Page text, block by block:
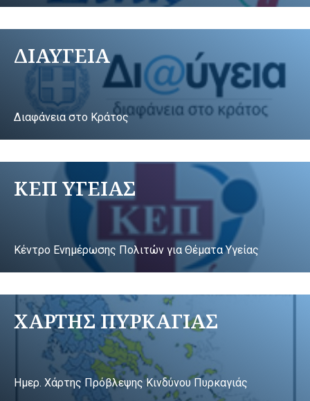
ΔΙΑΥΓΕΙΑ
Διαφάνεια στο Κράτος
ΚΕΠ ΥΓΕΙΑΣ
Κέντρο Ενημέρωσης Πολιτών για Θέματα Υγείας
ΧΑΡΤΗΣ ΠΥΡΚΑΓΙΑΣ
Ημερ. Χάρτης Πρόβλεψης Κινδύνου Πυρκαγιάς